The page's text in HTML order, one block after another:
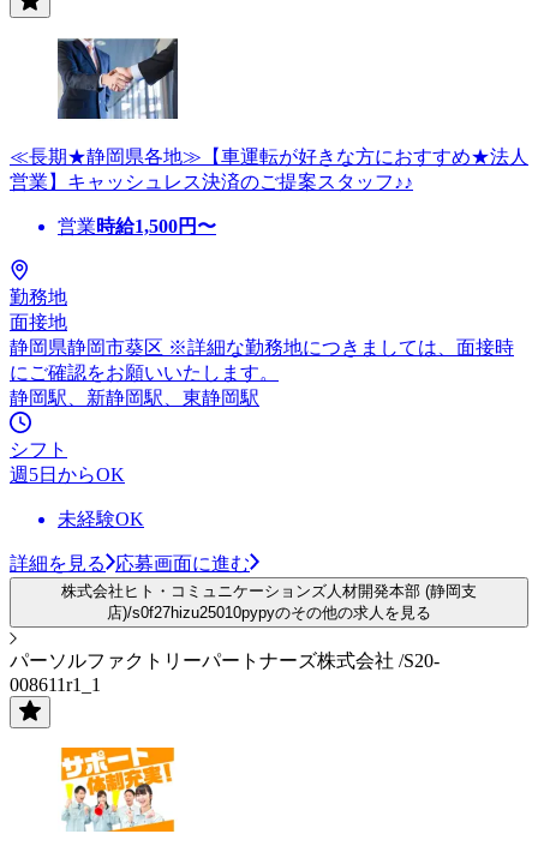
≪長期★静岡県各地≫【車運転が好きな方におすすめ★法人
営業】キャッシュレス決済のご提案スタッフ♪♪
営業時給1,500円〜
勤務地
面接地
静岡県静岡市葵区 ※詳細な勤務地につきましては、面接時
にご確認をお願いいたします。
静岡駅、新静岡駅、東静岡駅
シフト
週5日からOK
未経験OK
詳細を見る 応募画面に進む
株式会社ヒト・コミュニケーションズ人材開発本部 (静岡支
店)/s0f27hizu25010pypyのその他の求人を見る
パーソルファクトリーパートナーズ株式会社 /S20-
008611r1_1